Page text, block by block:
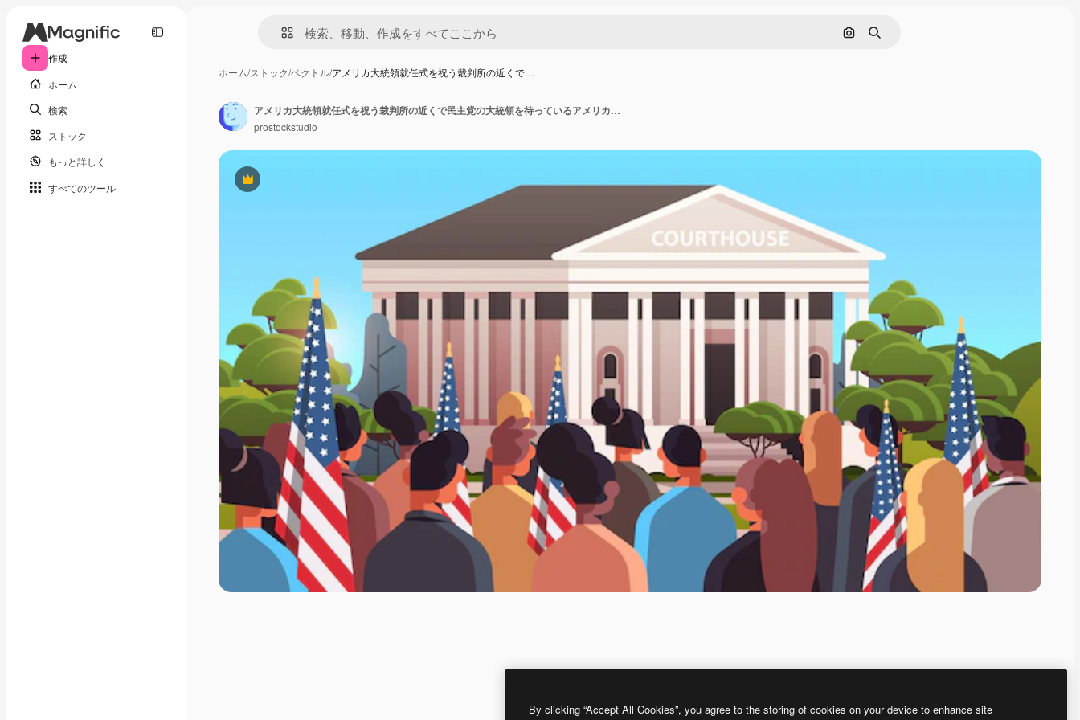
作成
ホーム
検索
ストック
もっと詳しく
すべてのツール
画像で検索
検索
ホーム/ストック/ベクトル/アメリカ大統領就任式を祝う裁判所の近くで…
Premium
アメリカ大統領就任式を祝う裁判所の近くで民主党の大統領を待っているアメリカの国旗と混血の水平ベクトル図
prostockstudio
By clicking “Accept All Cookies”, you agree to the storing of cookies on your device to enhance site